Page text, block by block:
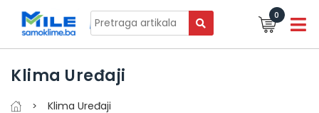
0
Klima Uređaji
Klima Uređaji